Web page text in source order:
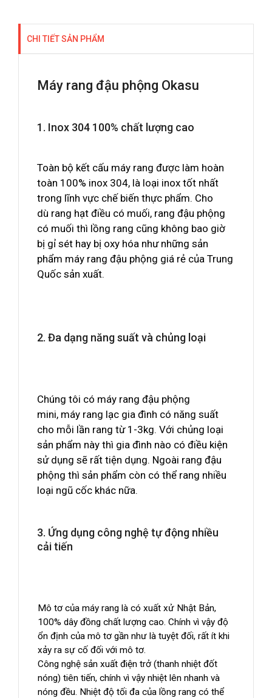
CHI TIẾT SẢN PHẨM
Máy rang đậu phộng Okasu
1. Inox 304 100% chất lượng cao
Toàn bộ kết cấu máy rang được làm hoàn
toàn 100% inox 304, là loại inox tốt nhất
trong lĩnh vực chế biến thực phẩm. Cho
dù rang hạt điều có muối, rang đậu phộng
có muối thì lồng rang cũng không bao giờ
bị gỉ sét hay bị oxy hóa như những sản
phẩm máy rang đậu phộng giá rẻ của Trung
Quốc sản xuất.
2. Đa dạng năng suất và chủng loại
Chúng tôi có máy rang đậu phộng
mini, máy rang lạc gia đình có năng suất
cho mỗi lần rang từ 1-3kg. Với chủng loại
sản phẩm này thì gia đình nào có điều kiện
sử dụng sẽ rất tiện dụng. Ngoài rang đậu
phộng thì sản phẩm còn có thể rang nhiều
loại ngũ cốc khác nữa.
3. Ứng dụng công nghệ tự động nhiều
cải tiến
Mô tơ của máy rang là có xuất xử Nhật Bản,
100% dây đồng chất lượng cao. Chính vì vậy độ
ổn định của mô tơ gần như là tuyệt đối, rất ít khi
xảy ra sự cố đối với mô tơ.
Công nghệ sản xuất điện trở (thanh nhiệt đốt
nóng) tiên tiến, chính vì vậy nhiệt lên nhanh và
nóng đều. Nhiệt độ tối đa của lồng rang có thể